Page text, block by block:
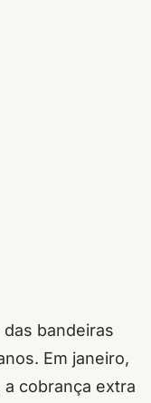
bandeiras
Em janeiro,
cobrança extra